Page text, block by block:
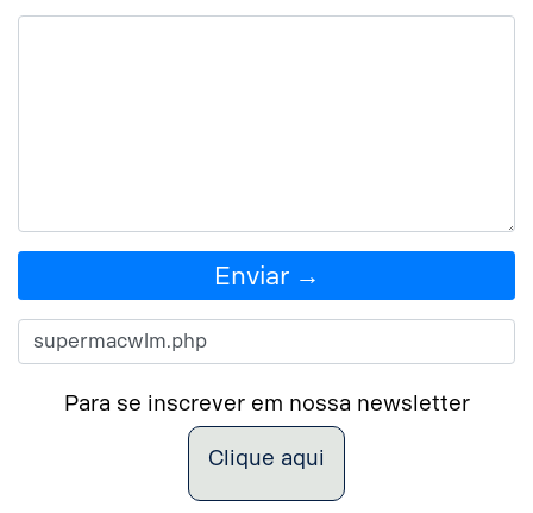
Enviar →
Para se inscrever em nossa newsletter
Clique aqui